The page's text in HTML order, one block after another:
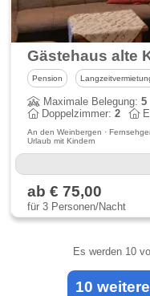
Gästehaus alte
Pension
Maximale Belegung:5
Doppelzimmer:2
An den Weinbergen ·
Urlaub mit Kindern
ab € 75,00
für 3 Personen/Nacht
Es werden 10
10